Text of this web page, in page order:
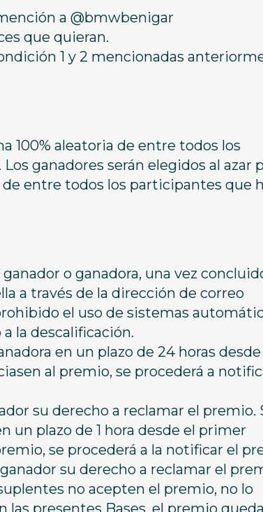
a @bmwbenigar
que quieran.
1 y 2 mencionadas
100% aleatoria de entre todos los
ganadores serán elegidos al azar
entre todos los participantes que
o ganadora, una vez
a través de la dirección de correo
el uso de sistemas
la descalificación.
en un plazo de 24 horas desde
al premio, se procederá a
su derecho a reclamar el premio.
un plazo de 1 hora desde el primer
se procederá a la notificar el
su derecho a reclamar el
no acepten el premio, no lo
las presentes Bases, el premio